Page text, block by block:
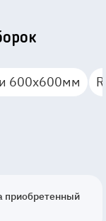
600х600мм
приобретенный